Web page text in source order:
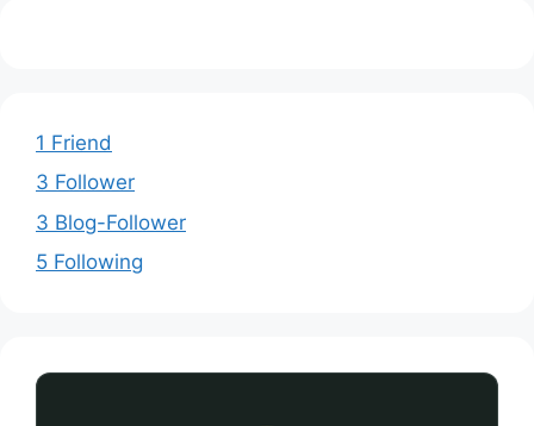
1 Friend
3 Follower
3 Blog-Follower
5 Following